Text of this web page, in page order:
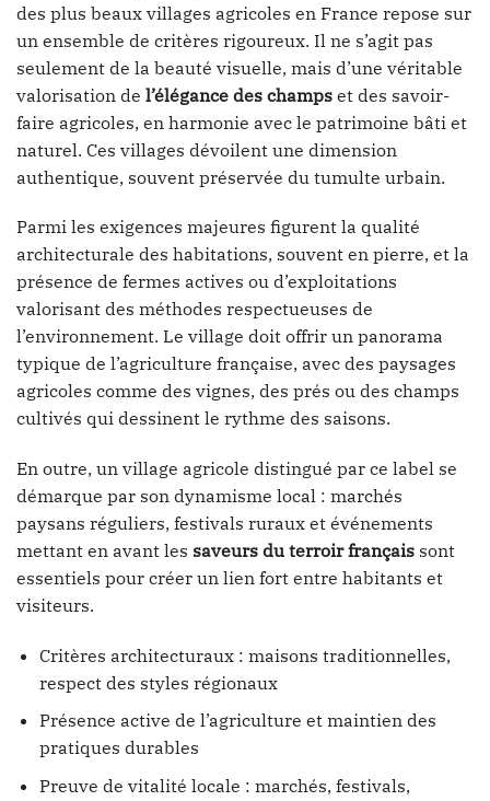
des plus beaux villages agricoles en France repose sur
un ensemble de critères rigoureux. Il ne s’agit pas
seulement de la beauté visuelle, mais d’une véritable
valorisation de l’élégance des champs et des savoir-
faire agricoles, en harmonie avec le patrimoine bâti et
naturel. Ces villages dévoilent une dimension
authentique, souvent préservée du tumulte urbain.
Parmi les exigences majeures figurent la qualité
architecturale des habitations, souvent en pierre, et la
présence de fermes actives ou d’exploitations
valorisant des méthodes respectueuses de
l’environnement. Le village doit offrir un panorama
typique de l’agriculture française, avec des paysages
agricoles comme des vignes, des prés ou des champs
cultivés qui dessinent le rythme des saisons.
En outre, un village agricole distingué par ce label se
démarque par son dynamisme local : marchés
paysans réguliers, festivals ruraux et événements
mettant en avant les saveurs du terroir français sont
essentiels pour créer un lien fort entre habitants et
visiteurs.
Critères architecturaux : maisons traditionnelles,
respect des styles régionaux
Présence active de l’agriculture et maintien des
pratiques durables
Preuve de vitalité locale : marchés, festivals,